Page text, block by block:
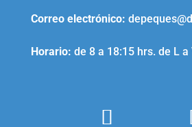
Correo electrónico:
Horario: de 8 a 18:15 hrs. de L a